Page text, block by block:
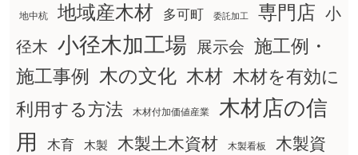
地中杭 地域産木材 多可町 委託加工 専門店 小
径木 小径木加工場 展示会 施工例・
施工事例
木の文化 木材 木材を有効に
利用する方法
木材付加価値産業
木材店の信
用
木育 木製 木製土木資材 木製看板
木製資